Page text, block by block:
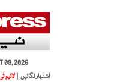
09, 2026
اشتہار لگائیں | لائیو